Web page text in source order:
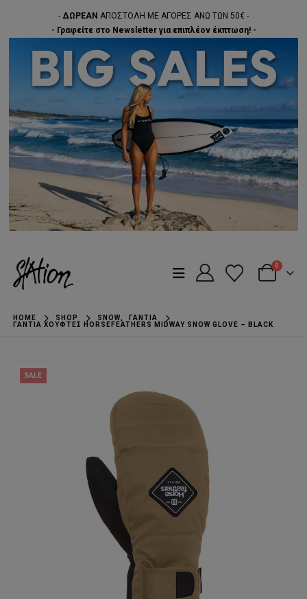
- ΔΩΡΕΑΝ ΑΠΟΣΤΟΛΗ ΜΕ ΑΓΟΡΕΣ ΑΝΩ ΤΩΝ 50€ -
- Γραφείτε στο Newsletter για επιπλέον έκπτωση! -
0
HOME SHOP SNOW,
ΓΆΝΤΙΑ
ΓΆΝΤΙΑ ΧΟΎΦΤΕΣ HORSEFEATHERS MIDWAY SNOW GLOVE – BLACK
SALE